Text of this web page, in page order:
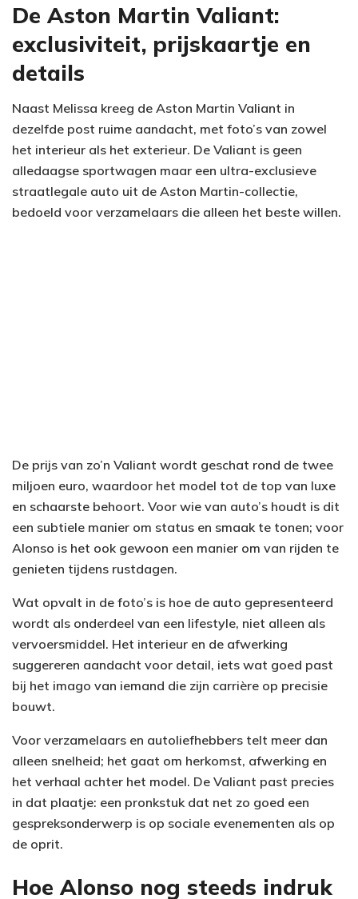
De Aston Martin Valiant:
exclusiviteit, prijskaartje en
details
Naast Melissa kreeg de Aston Martin Valiant in
dezelfde post ruime aandacht, met foto’s van zowel
het interieur als het exterieur. De Valiant is geen
alledaagse sportwagen maar een ultra-exclusieve
straatlegale auto uit de Aston Martin-collectie,
bedoeld voor verzamelaars die alleen het beste willen.
De prijs van zo’n Valiant wordt geschat rond de twee
miljoen euro, waardoor het model tot de top van luxe
en schaarste behoort. Voor wie van auto’s houdt is dit
een subtiele manier om status en smaak te tonen; voor
Alonso is het ook gewoon een manier om van rijden te
genieten tijdens rustdagen.
Wat opvalt in de foto’s is hoe de auto gepresenteerd
wordt als onderdeel van een lifestyle, niet alleen als
vervoersmiddel. Het interieur en de afwerking
suggereren aandacht voor detail, iets wat goed past
bij het imago van iemand die zijn carrière op precisie
bouwt.
Voor verzamelaars en autoliefhebbers telt meer dan
alleen snelheid; het gaat om herkomst, afwerking en
het verhaal achter het model. De Valiant past precies
in dat plaatje: een pronkstuk dat net zo goed een
gespreksonderwerp is op sociale evenementen als op
de oprit.
Hoe Alonso nog steeds indruk